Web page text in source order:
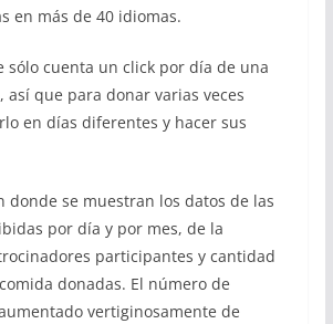
en más de 40 idiomas.
sólo cuenta un click por día de una
así que para donar varias veces
en días diferentes y hacer sus
donde se muestran los datos de las
por día y por mes, de la
participantes y cantidad
donadas. El número de
vertiginosamente de